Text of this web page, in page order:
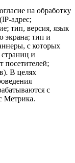
на обработку
адрес;
тип, версия, язык
экрана; тип и
с которых
и
посетителей;
В целях
с
Метрика.